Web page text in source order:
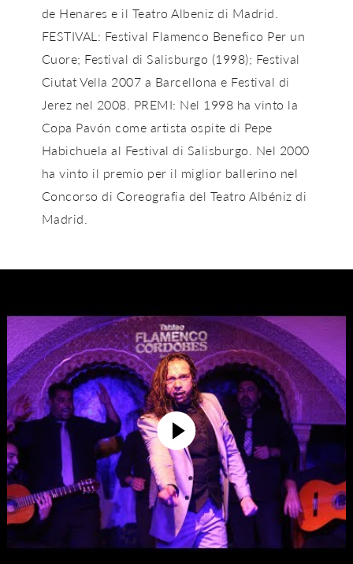
de Henares e il Teatro Albeniz di Madrid.
FESTIVAL: Festival Flamenco Benefico Per un
Cuore; Festival di Salisburgo (1998); Festival
Ciutat Vella 2007 a Barcellona e Festival di
Jerez nel 2008. PREMI: Nel 1998 ha vinto la
Copa Pavón come artista ospite di Pepe
Habichuela al Festival di Salisburgo. Nel 2000
ha vinto il premio per il miglior ballerino nel
Concorso di Coreografia del Teatro Albéniz di
Madrid.